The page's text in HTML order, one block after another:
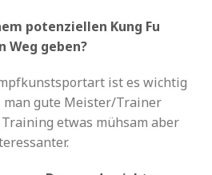
potenziellen Kung Fu
Weg geben?
ist es wichtig
man gute Meister/Trainer
etwas mühsam aber